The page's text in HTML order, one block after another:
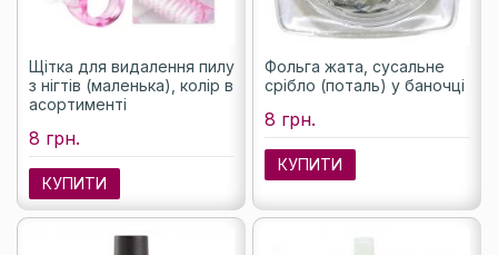
Щітка для видалення пилу
з нігтів (маленька), колір в
асортименті
8 грн.
КУПИТИ
Фольга жата, сусальне
срібло (поталь) у баночці
8 грн.
КУПИТИ